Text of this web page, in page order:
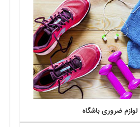
لوازم ضروری باشگاه